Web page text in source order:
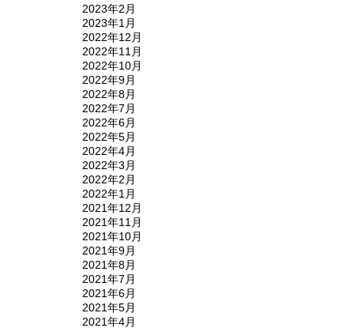
2023年2月
2023年1月
2022年12月
2022年11月
2022年10月
2022年9月
2022年8月
2022年7月
2022年6月
2022年5月
2022年4月
2022年3月
2022年2月
2022年1月
2021年12月
2021年11月
2021年10月
2021年9月
2021年8月
2021年7月
2021年6月
2021年5月
2021年4月